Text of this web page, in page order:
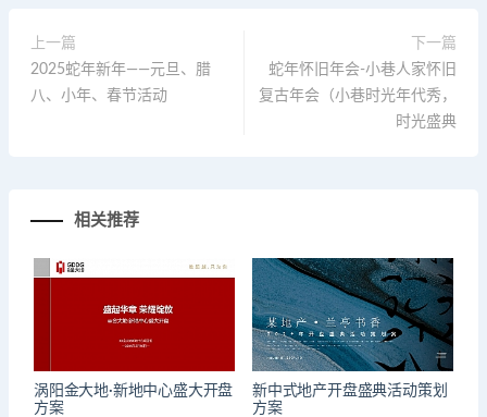
上一篇
2025蛇年新年——元旦、腊
八、小年、春节活动
下一篇
蛇年怀旧年会-小巷人家怀旧
复古年会（小巷时光年代秀，
时光盛典
相关推荐
涡阳金大地·新地中心盛大开盘
方案
新中式地产开盘盛典活动策划
方案